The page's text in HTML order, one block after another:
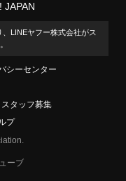
JAPAN
LINEヤフー株式会社がス
シーセンター
スタッフ募集
プ
ーブ